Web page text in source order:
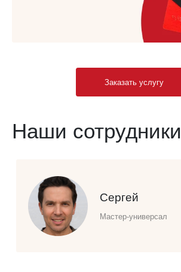
Заказать услугу
Наши сотрудники
Сергей
Мастер-универсал